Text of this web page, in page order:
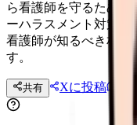
ら看護師を守るために
ーハラスメント対策
看護師が知るべき相談
す。
共有 Xに投稿